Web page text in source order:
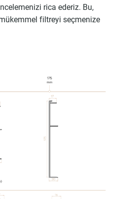
rica ederiz. Bu,
filtreyi seçmenize